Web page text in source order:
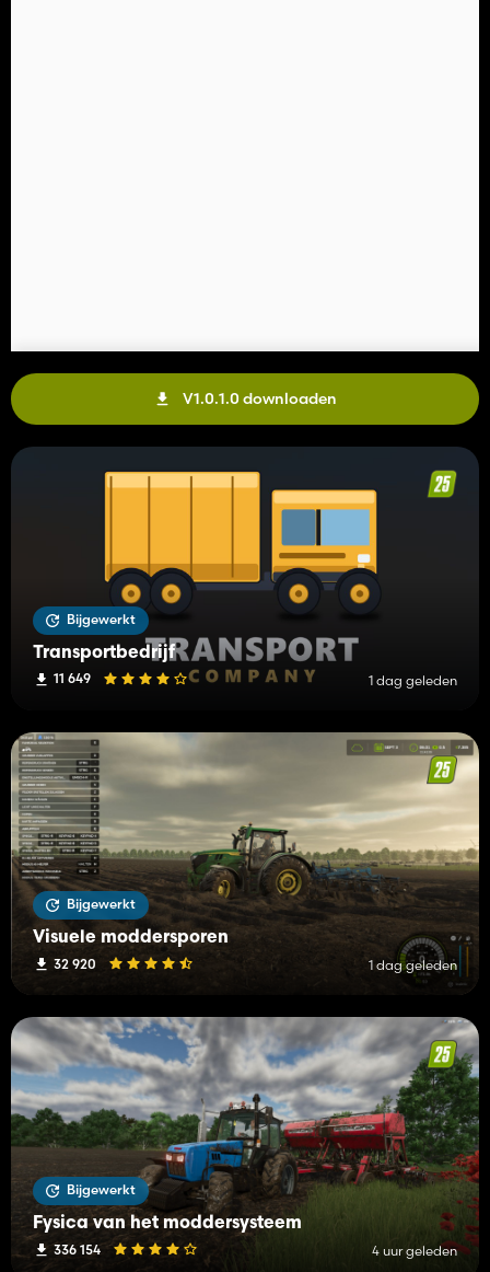
V1.0.1.0 downloaden
Bijgewerkt
Transportbedrijf
11 649 1 dag geleden
Bijgewerkt
Visuele moddersporen
32 920 1 dag geleden
Bijgewerkt
Fysica van het moddersysteem
336 154 4 uur geleden